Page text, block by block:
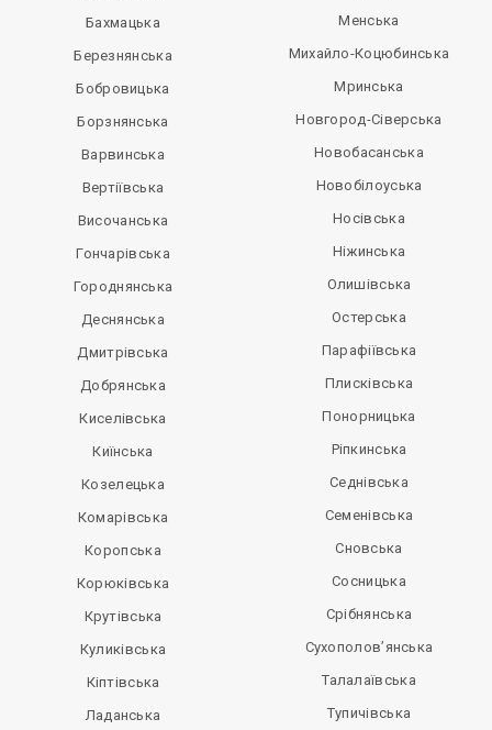
Бахмацька
Березнянська
Бобровицька
Борзнянська
Варвинська
Вертіївська
Височанська
Гончарівська
Городнянська
Деснянська
Дмитрівська
Добрянська
Киселівська
Киїнська
Козелецька
Комарівська
Коропська
Корюківська
Крутівська
Куликівська
Кіптівська
Ладанська
Менська
Михайло-Коцюбинська
Мринська
Новгород-Сіверська
Новобасанська
Новобілоуська
Носівська
Ніжинська
Олишівська
Остерська
Парафіївська
Плисківська
Понорницька
Ріпкинська
Седнівська
Семенівська
Сновська
Сосницька
Срібнянська
Сухополов’янська
Талалаївська
Тупичівська